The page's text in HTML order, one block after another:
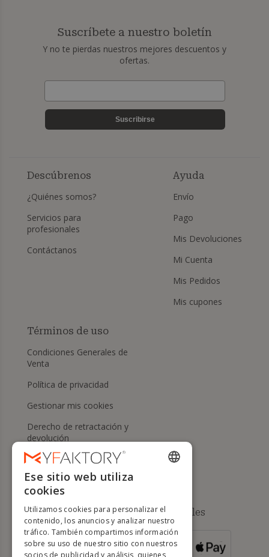
Suscríbete a nuestro boletín
Y no te pierdas nuestros mejores descuentos y
ofertas.
Suscribirse
Descúbrenos
¿Quiénes somos?
Servicios para
profesionales
Contáctanos
Ayuda
Envío
Pago
Mis Devoluciones
Mi Cuenta
Mis Pedidos
Mis cupones
Términos de uso
Condiciones Generales de
Venta
Política de privacidad
Gestionar mis cookies
Derecho de retractación y
devolución
Ayuda
Métodos de pago disponibles
DE MÁS DE 500
DUTCH
GERMAN
Ese sitio web utiliza
cookies
Utilizamos cookies para personalizar el
contenido, los anuncios y analizar nuestro
tráfico. También compartimos información
sobre su uso de nuestro sitio con nuestros
socios de publicidad y análisis, quienes